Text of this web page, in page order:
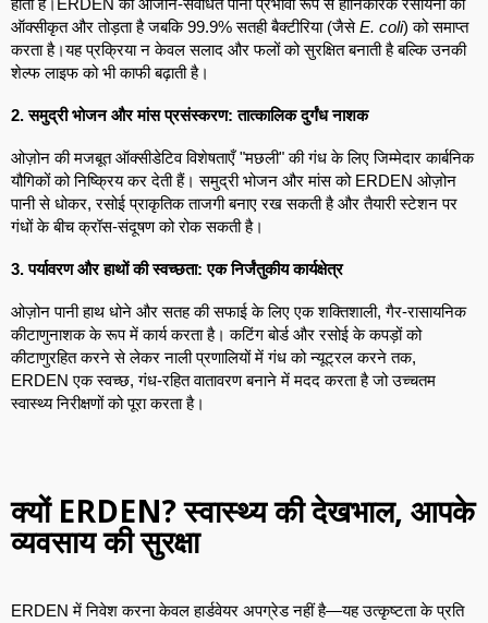
होती है।ERDEN का ओजोन-संवर्धित पानी प्रभावी रूप से हानिकारक रसायनों को
ऑक्सीकृत और तोड़ता है जबकि 99.9% सतही बैक्टीरिया (जैसेE. coli) को समाप्त
करता है।यह प्रक्रिया न केवल सलाद और फलों को सुरक्षित बनाती है बल्कि उनकी
शेल्फ लाइफ को भी काफी बढ़ाती है।
2. समुद्री भोजन और मांस प्रसंस्करण: तात्कालिक दुर्गंध नाशक
ओज़ोन की मजबूत ऑक्सीडेटिव विशेषताएँ "मछली" की गंध के लिए जिम्मेदार कार्बनिक
यौगिकों को निष्क्रिय कर देती हैं। समुद्री भोजन और मांस को ERDEN ओज़ोन
पानी से धोकर, रसोई प्राकृतिक ताजगी बनाए रख सकती है और तैयारी स्टेशन पर
गंधों के बीच क्रॉस-संदूषण को रोक सकती है।
3. पर्यावरण और हाथों की स्वच्छता: एक निर्जंतुकीय कार्यक्षेत्र
ओज़ोन पानी हाथ धोने और सतह की सफाई के लिए एक शक्तिशाली, गैर-रासायनिक
कीटाणुनाशक के रूप में कार्य करता है। कटिंग बोर्ड और रसोई के कपड़ों को
कीटाणुरहित करने से लेकर नाली प्रणालियों में गंध को न्यूट्रल करने तक,
ERDEN एक स्वच्छ, गंध-रहित वातावरण बनाने में मदद करता है जो उच्चतम
स्वास्थ्य निरीक्षणों को पूरा करता है।
क्यों ERDEN? स्वास्थ्य की देखभाल, आपके
व्यवसाय की सुरक्षा
ERDEN में निवेश करना केवल हार्डवेयर अपग्रेड नहीं है—यह उत्कृष्टता के प्रति